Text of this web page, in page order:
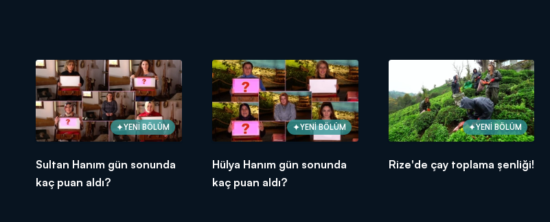
YENİ BÖLÜM
Sultan Hanım gün sonunda
kaç puan aldı?
YENİ BÖLÜM
Hülya Hanım gün sonunda
kaç puan aldı?
YENİ BÖLÜM
Rize'de çay toplama şenliği!